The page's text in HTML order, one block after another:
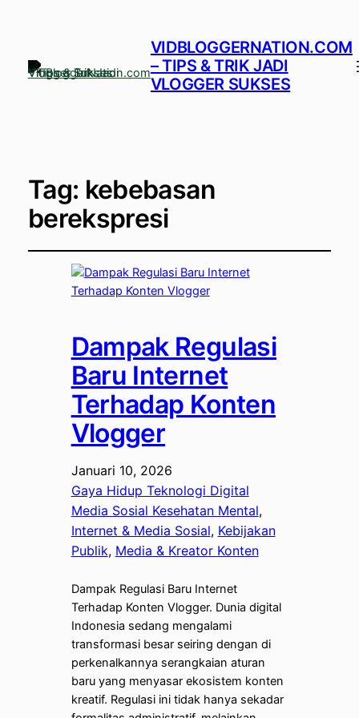
VIDBLOGGERNATION.COM
– TIPS & TRIK JADI
VLOGGER SUKSES
Tag: kebebasan
berekspresi
Dampak Regulasi
Baru Internet
Terhadap Konten
Vlogger
Januari 10, 2026
Gaya Hidup Teknologi Digital
Media Sosial Kesehatan Mental ,
Internet & Media Sosial, Kebijakan
Publik, Media & Kreator Konten
Dampak Regulasi Baru Internet
Terhadap Konten Vlogger. Dunia digital
Indonesia sedang mengalami
transformasi besar seiring dengan di
perkenalkannya serangkaian aturan
baru yang menyasar ekosistem konten
kreatif. Regulasi ini tidak hanya sekadar